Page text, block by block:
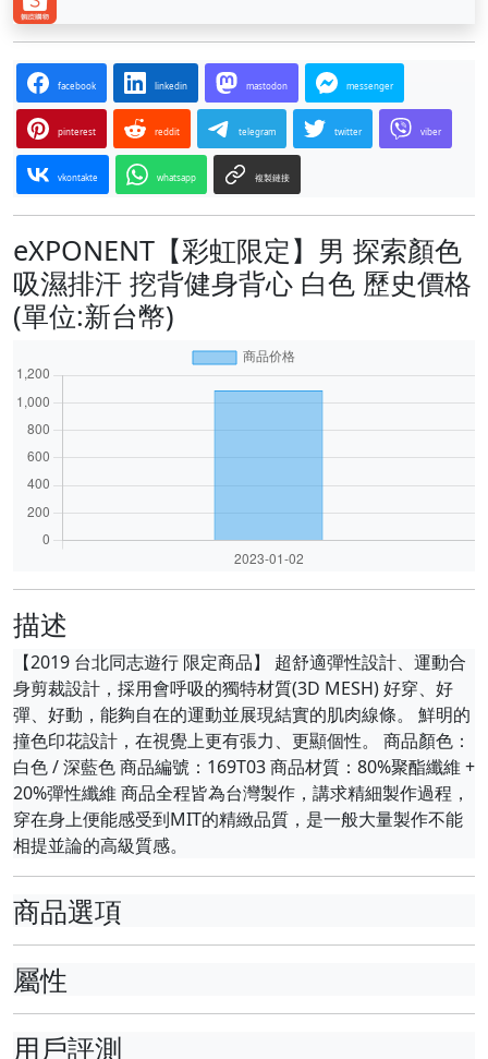
facebook linkedin mastodon messenger
pinterest reddit telegram twitter viber
vkontakte whatsapp 複製鏈接
eXPONENT【彩虹限定】男 探索顏色
吸濕排汗 挖背健身背心 白色 歷史價格
(單位:新台幣)
描述
【2019 台北同志遊行 限定商品】 超舒適彈性設計、運動合
身剪裁設計，採用會呼吸的獨特材質(3D MESH) 好穿、好
彈、好動，能夠自在的運動並展現結實的肌肉線條。 鮮明的
撞色印花設計，在視覺上更有張力、更顯個性。 商品顏色：
白色 / 深藍色 商品編號：169T03 商品材質：80%聚酯纖維 +
20%彈性纖維 商品全程皆為台灣製作，講求精細製作過程，
穿在身上便能感受到MIT的精緻品質，是一般大量製作不能
相提並論的高級質感。
商品選項
屬性
用戶評測